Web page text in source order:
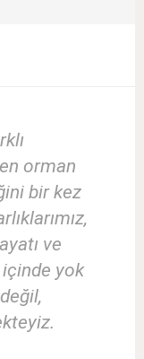
orman
bir kez
ve
içinde yok